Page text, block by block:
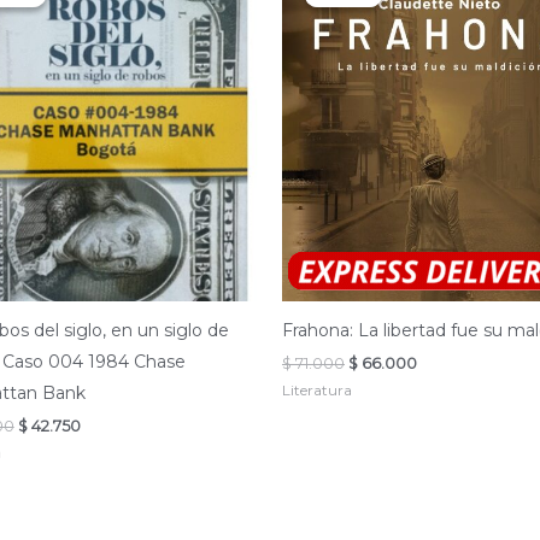
del siglo, en un siglo de
004 1984 Chase
Bank
El
$42.750El
Frahona: La libertad fue su
$71.000 El
original
$ 66.000El
Literatura